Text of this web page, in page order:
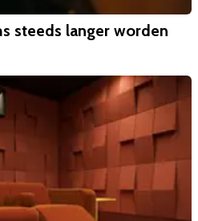
steeds langer worden